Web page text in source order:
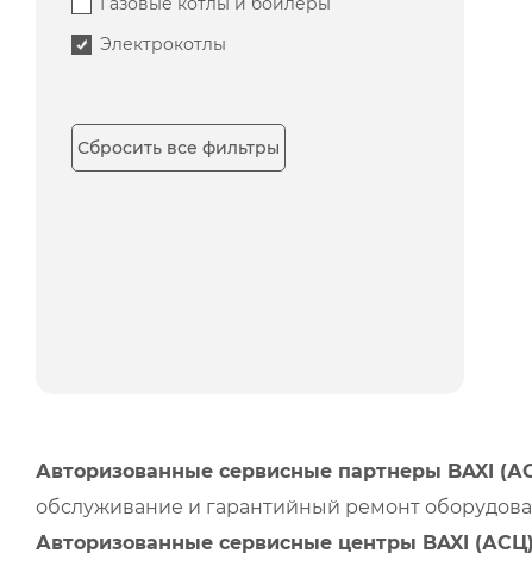
Электрокотлы
Сбросить все фильтры
Авторизованные сервисные партнеры BAXI
обслуживание и гарантийный ремонт
Авторизованные сервисные центры BAXI (АСЦ)